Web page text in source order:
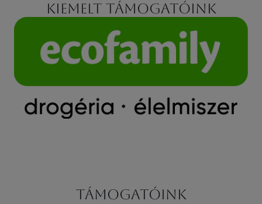
Kiemelt támogatóink
Támogatóink